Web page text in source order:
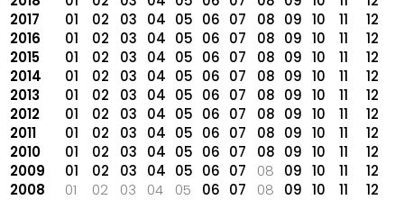
2017
01 02 03 04 05 06 07 08 09 10 11
12
2016
01 02 03 04 05 06 07 08 09 10 11
12
2015
01 02 03 04 05 06 07 08 09 10 11
12
2014
01 02 03 04 05 06 07 08 09 10 11
12
2013
01 02 03 04 05 06 07 08 09 10 11
12
2012
01 02 03 04 05 06 07 08 09 10 11
12
2011
01 02 03 04 05 06 07 08 09 10 11
12
2010
01 02 03 04 05 06 07 08 09 10 11
12
2009
01 02 03 04 05 06 07 08 09 10 11
12
2008
01 02 03 04 05 06 07 08 09 10 11 12